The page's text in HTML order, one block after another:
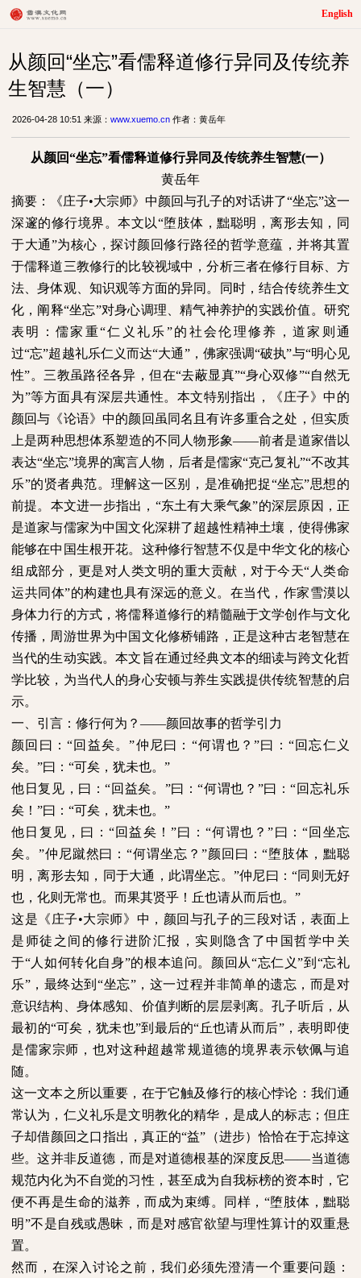
English
从颜回“坐忘”看儒释道修行异同及传统养
生智慧（一）
2026-04-28 10:51 来源： www.xuemo.cn 作者：黄岳年
从颜回“坐忘”看儒释道修行异同及传统养生智慧(一）
黄岳年
摘要：《庄子•大宗师》中颜回与孔子的对话讲了“坐忘”这一
深邃的修行境界。本文以“堕肢体，黜聪明，离形去知，同
于大通”为核心，探讨颜回修行路径的哲学意蕴，并将其置
于儒释道三教修行的比较视域中，分析三者在修行目标、方
法、身体观、知识观等方面的异同。同时，结合传统养生文
化，阐释“坐忘”对身心调理、精气神养护的实践价值。研究
表明：儒家重“仁义礼乐”的社会伦理修养，道家则通
过“忘”超越礼乐仁义而达“大通”，佛家强调“破执”与“明心见
性”。三教虽路径各异，但在“去蔽显真”“身心双修”“自然无
为”等方面具有深层共通性。本文特别指出，《庄子》中的
颜回与《论语》中的颜回虽同名且有许多重合之处，但实质
上是两种思想体系塑造的不同人物形象——前者是道家借以
表达“坐忘”境界的寓言人物，后者是儒家“克己复礼”“不改其
乐”的贤者典范。理解这一区别，是准确把捉“坐忘”思想的
前提。本文进一步指出，“东土有大乘气象”的深层原因，正
是道家与儒家为中国文化深耕了超越性精神土壤，使得佛家
能够在中国生根开花。这种修行智慧不仅是中华文化的核心
组成部分，更是对人类文明的重大贡献，对于今天“人类命
运共同体”的构建也具有深远的意义。在当代，作家雪漠以
身体力行的方式，将儒释道修行的精髓融于文学创作与文化
传播，周游世界为中国文化修桥铺路，正是这种古老智慧在
当代的生动实践。本文旨在通过经典文本的细读与跨文化哲
学比较，为当代人的身心安顿与养生实践提供传统智慧的启
示。
一、引言：修行何为？——颜回故事的哲学引力
颜回曰：“回益矣。”仲尼曰：“何谓也？”曰：“回忘仁义
矣。”曰：“可矣，犹未也。”
他日复见，曰：“回益矣。”曰：“何谓也？”曰：“回忘礼乐
矣！”曰：“可矣，犹未也。”
他日复见，曰：“回益矣！”曰：“何谓也？”曰：“回坐忘
矣。”仲尼蹴然曰：“何谓坐忘？”颜回曰：“堕肢体，黜聪
明，离形去知，同于大通，此谓坐忘。”仲尼曰：“同则无好
也，化则无常也。而果其贤乎！丘也请从而后也。”
这是《庄子•大宗师》中，颜回与孔子的三段对话，表面上
是师徒之间的修行进阶汇报，实则隐含了中国哲学中关
于“人如何转化自身”的根本追问。颜回从“忘仁义”到“忘礼
乐”，最终达到“坐忘”，这一过程并非简单的遗忘，而是对
意识结构、身体感知、价值判断的层层剥离。孔子听后，从
最初的“可矣，犹未也”到最后的“丘也请从而后”，表明即使
是儒家宗师，也对这种超越常规道德的境界表示钦佩与追
随。
这一文本之所以重要，在于它触及修行的核心悖论：我们通
常认为，仁义礼乐是文明教化的精华，是成人的标志；但庄
子却借颜回之口指出，真正的“益”（进步）恰恰在于忘掉这
些。这并非反道德，而是对道德根基的深度反思——当道德
规范内化为不自觉的习性，甚至成为自我标榜的资本时，它
便不再是生命的滋养，而成为束缚。同样，“堕肢体，黜聪
明”不是自残或愚昧，而是对感官欲望与理性算计的双重悬
置。
然而，在深入讨论之前，我们必须先澄清一个重要问题：